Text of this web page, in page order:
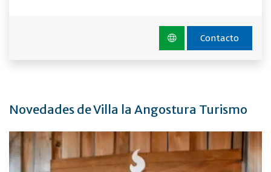
Contacto
Novedades de Villa la Angostura Turismo